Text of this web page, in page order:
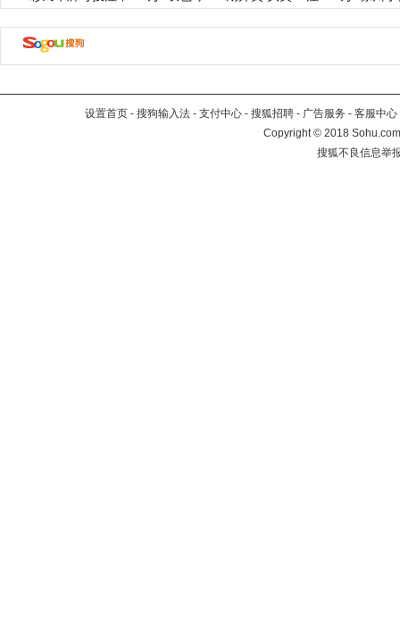
设置首页 - 搜狗输入法 - 支付中心 - 搜狐招聘 - 广告服务 - 客服中心
Copyright©2018
搜狐不良信息举